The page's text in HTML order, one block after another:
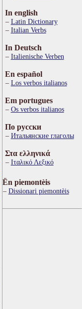
In english
Latin Dictionary
Italian Verbs
In Deutsch
Italienische Verben
En español
Los verbos italianos
Em portugues
Os verbos italianos
По русски
Итальянские глаголы
Στα ελληνικά
Ιταλικό Λεξικό
Ën piemontèis
Dissionari piemontèis